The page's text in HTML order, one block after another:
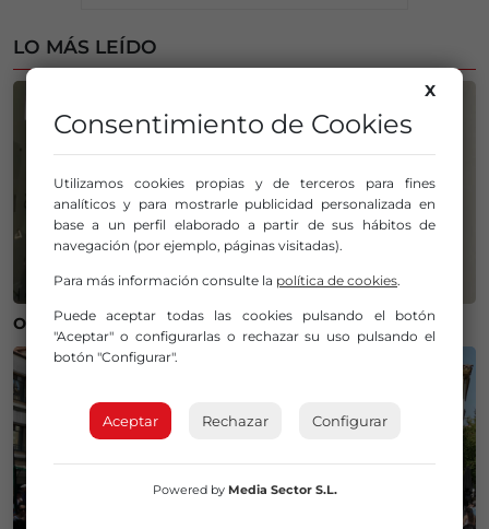
LO MÁS LEÍDO
Operación salida para Andoni Gorosabel
X
Consentimiento de Cookies
Utilizamos cookies propias y de terceros para fines
analíticos y para mostrarle publicidad personalizada en
base a un perfil elaborado a partir de sus hábitos de
navegación (por ejemplo, páginas visitadas).
Para más información consulte la política de cookies.
Puede aceptar todas las cookies pulsando el botón
"Aceptar" o configurarlas o rechazar su uso pulsando el
botón "Configurar".
Aceptar Rechazar Configurar
Powered by Media Sector S.L.